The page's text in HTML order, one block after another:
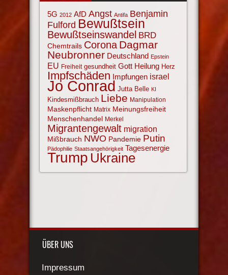
5G 2012 AfD Angst Antifa Benjamin
Fulford Bewußtsein
Bewußtseinswandel BRD
Chemtrails Corona Dagmar
Neubronner Deutschland Epstein
EU Freiheit gesundheit Gott Heilung Herz
Impfschäden Impfungen israel
Jo Conrad Jutta Belle KI
Kindesmißbrauch Liebe Manipulation
Maskenpflicht Matrix Meinungsfreiheit
Menschenhandel Merkel
Migrantengewalt migration
Mißbrauch NWO Pandemie Putin
Pädophilie Staatsangehörigkeit Tagesenergie
Trump Ukraine
ÜBER UNS
Impressum